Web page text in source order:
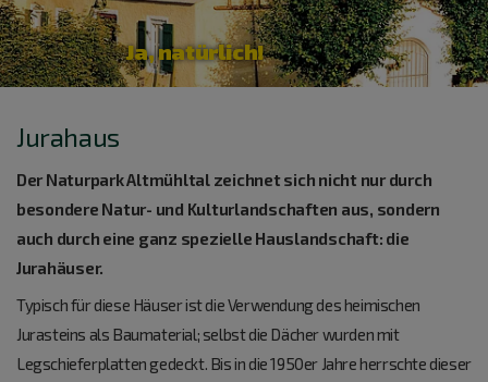
Ja, natürlich!
Jurahaus
Der Naturpark Altmühltal zeichnet sich nicht nur durch
besondere Natur- und Kulturlandschaften aus, sondern
auch durch eine ganz spezielle Hauslandschaft: die
Jurahäuser.
Typisch für diese Häuser ist die Verwendung des heimischen
Jurasteins als Baumaterial; selbst die Dächer wurden mit
Legschieferplatten gedeckt. Bis in die 1950er Jahre herrschte dieser